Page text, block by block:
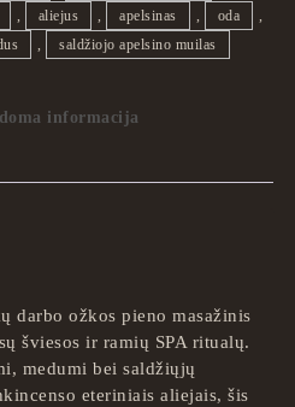
aliejus apelsinas oda
saldžiojo apelsino muilas
informacija
darbo ožkos pieno masažinis
šviesos ir ramių SPA ritualų.
medumi bei saldžiųjų
eteriniais aliejais, šis